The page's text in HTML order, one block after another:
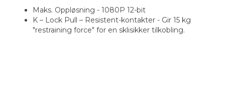
Maks. Oppløsning - 1080P 12-bit
K – Lock Pull – Resistent-kontakter - Gir 15 kg
"restraining force" for en sklisikker tilkobling.